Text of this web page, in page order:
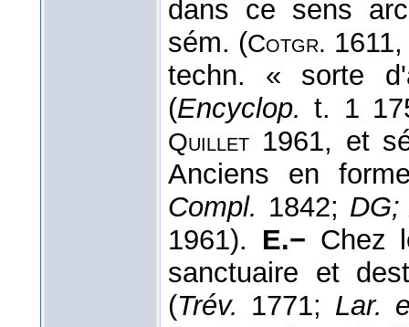
dans ce sens
sém. (Cotgr.
techn. « sorte
(Encyclop. t. 1
Quillet 1961, et
Anciens en
Compl. 1842; DG;
1961). E.− Chez
sanctuaire et
(Trév. 1771; Lar.